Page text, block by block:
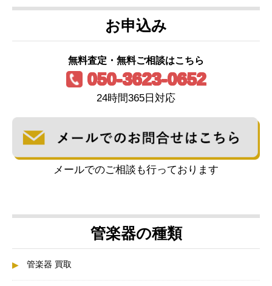
お申込み
無料査定・無料ご相談はこちら
050-3623-0652
24時間365日対応
メールでのご相談も行っております
管楽器の種類
管楽器 買取